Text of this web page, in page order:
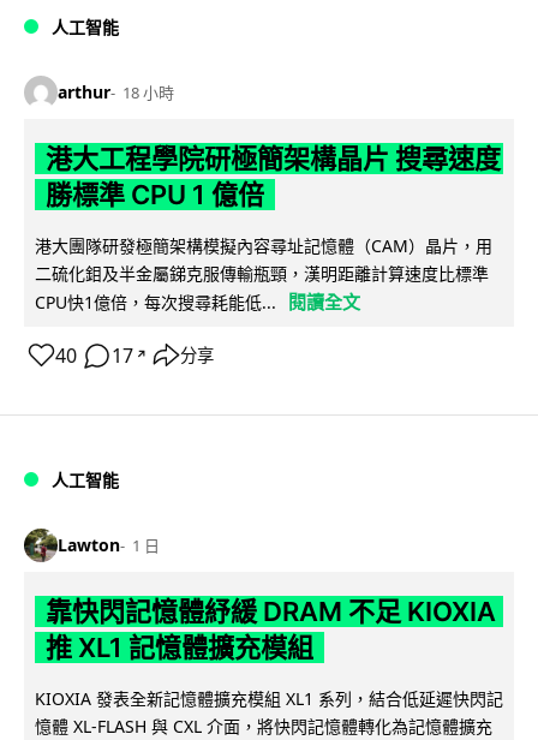
人工智能
arthur 18 小時
港大工程學院研極簡架構晶片 搜尋速度
勝標準 CPU 1 億倍
港大團隊研發極簡架構模擬內容尋址記憶體（CAM）晶片，用
二硫化鉬及半金屬銻克服傳輸瓶頸，漢明距離計算速度比標準
CPU快1億倍，每次搜尋耗能低...
閱讀全文
40 17 ↗ 分享
人工智能
Lawton 1 日
靠快閃記憶體紓緩 DRAM 不足 KIOXIA
推 XL1 記憶體擴充模組
KIOXIA 發表全新記憶體擴充模組 XL1 系列，結合低延遲快閃記
憶體 XL-FLASH 與 CXL 介面，將快閃記憶體轉化為記憶體擴充